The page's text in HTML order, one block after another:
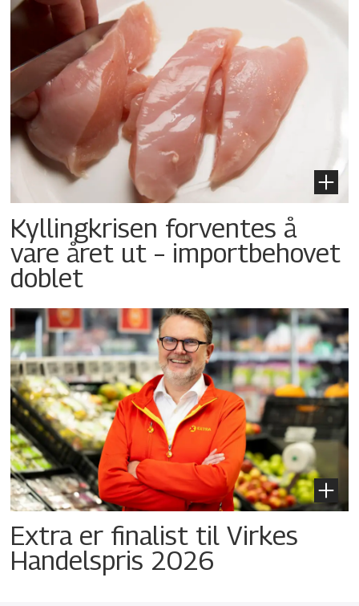
Kyllingkrisen forventes å
vare året ut – importbehovet
doblet
Extra er finalist til Virkes
Handelspris 2026